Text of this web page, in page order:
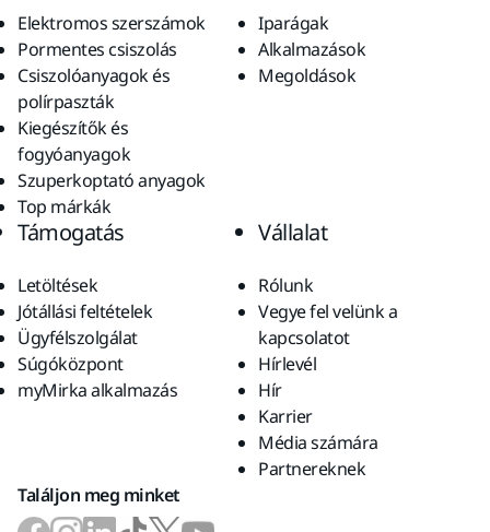
Elektromos szerszámok
Pormentes csiszolás
Csiszolóanyagok és
polírpaszták
Kiegészítők és
fogyóanyagok
Szuperkoptató anyagok
Top márkák
Iparágak
Alkalmazások
Megoldások
Támogatás
Letöltések
Jótállási feltételek
Ügyfélszolgálat
Súgóközpont
myMirka alkalmazás
Vállalat
Rólunk
Vegye fel velünk a
kapcsolatot
Hírlevél
Hír
Karrier
Média számára
Partnereknek
Találjon meg minket